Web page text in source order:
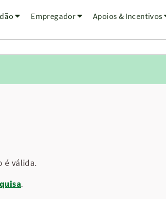
Empregador Apoios & Incentivos
é válida.
.